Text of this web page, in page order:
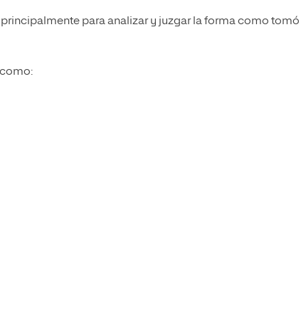
principalmente para analizar y juzgar la forma como tomó
como: